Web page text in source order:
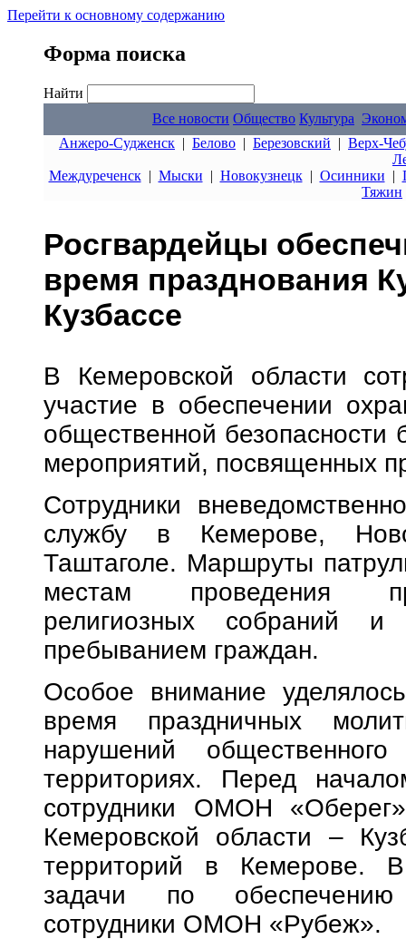
Перейти к основному содержанию
Форма поиска
Найти
Все новости Общество Культура
Анжеро-Судженск | Белово | Березовский | Верх-
Междуреченск| Мыски | Новокузнецк| Осинники |
Тяжин
Росгвардейцы
время празднования
Кузбассе
В Кемеровской области
участие в обеспечении
общественной
мероприятий, посвященных
Сотрудники
службу в Кемерове,
Таштаголе. Маршруты
местам проведения
религиозных собраний
пребыванием граждан.
Особое внимание
время праздничных
нарушений
территориях. Перед
сотрудники ОМОН
Кемеровской области –
территорий в Кемерове. В
задачи по обеспечению
сотрудники ОМОН «Рубеж».